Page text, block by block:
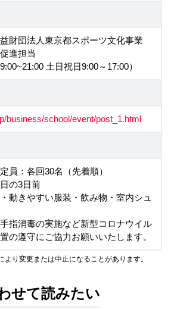
財団法人東京都スポーツ文化事業
進担当
土日祝日9:00～17:00）
business/school/event/post_1.html
：各回30名（先着順）
の3日前
きやすい服装・飲み物・室内シュ
指消毒の実施など新型コロナウイル
の遵守にご協力お願いいたします。
り変更または中止になることがあります。
せて読みたい